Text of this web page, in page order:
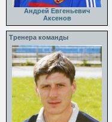
Андрей Евгеньевич
Аксенов
Тренера команды